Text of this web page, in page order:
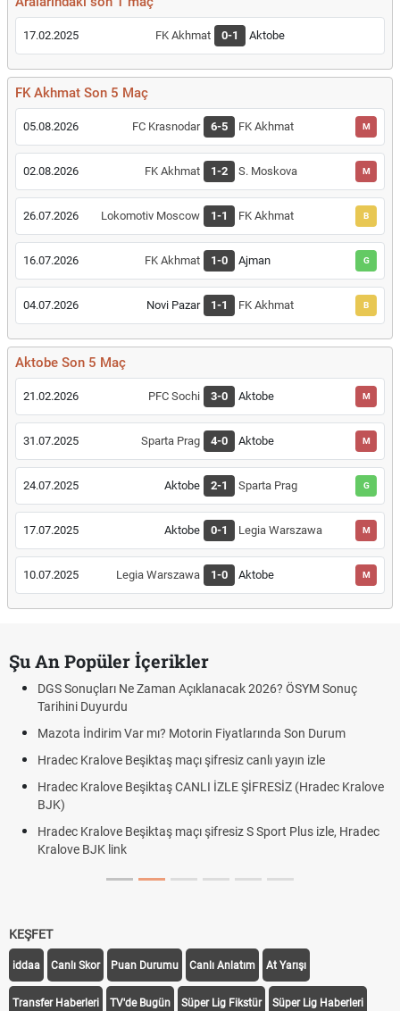
17.02.2025 FK Akhmat 0-1 Aktobe
FK Akhmat Son 5 Maç
05.08.2026 FC Krasnodar 6-5 FK Akhmat M
02.08.2026 FK Akhmat 1-2 S. Moskova M
26.07.2026 Lokomotiv Moscow 1-1 FK Akhmat B
16.07.2026 FK Akhmat 1-0 Ajman G
04.07.2026 Novi Pazar 1-1 FK Akhmat B
Aktobe Son 5 Maç
21.02.2026 PFC Sochi 3-0 Aktobe M
31.07.2025 Sparta Prag 4-0 Aktobe M
24.07.2025 Aktobe 2-1 Sparta Prag G
17.07.2025 Aktobe 0-1 Legia Warszawa M
10.07.2025 Legia Warszawa 1-0 Aktobe M
Şu An Popüler İçerikler
Açıklanacak 2026? ÖSYM Sonuç
Motorin Fiyatlarında Son Durum
maçı şifresiz canlı yayın izle
CANLI İZLE ŞİFRESİZ (Hradec Kralove
maçı şifresiz S Sport Plus izle, Hradec
Hradec Kralove
Hradec Kralove -
Hradec Kralove -
KEŞFET
iddaa Canlı Skor Puan Durumu Canlı Anlatım At Yarışı
Transfer Haberleri TV'de Bugün Süper Lig Fikstür Süper Lig Haberleri